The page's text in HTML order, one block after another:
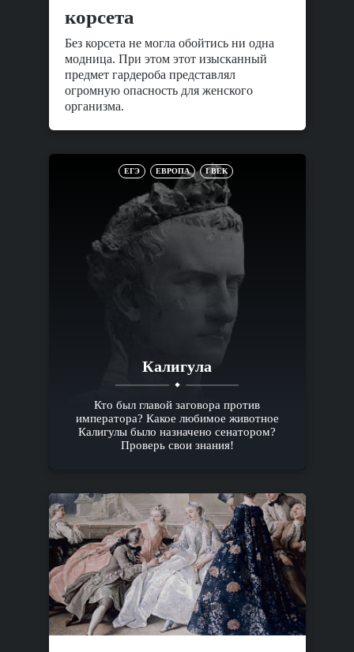
корсета
Без корсета не могла обойтись ни одна
модница. При этом этот изысканный
предмет гардероба представлял
огромную опасность для женского
организма.
ЕГЭ ЕВРОПА I ВЕК
Калигула
Кто был главой заговора против
императора? Какое любимое животное
Калигулы было назначено сенатором?
Проверь свои знания!